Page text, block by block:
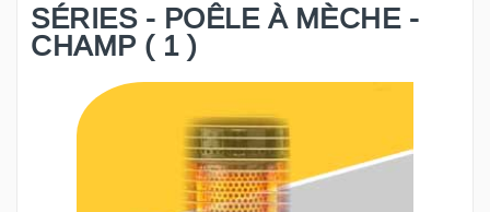
SÉRIES - POÊLE À MÈCHE -
CHAMP ( 1 )